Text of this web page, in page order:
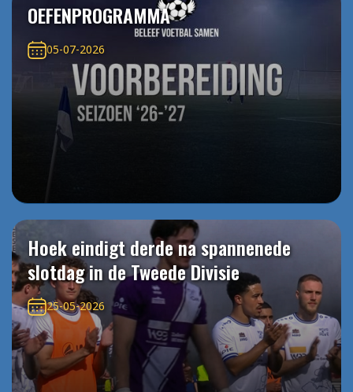
OEFENPROGRAMMA
05-07-2026
Hoek eindigt derde na spannenede
slotdag in de Tweede Divisie
25-05-2026